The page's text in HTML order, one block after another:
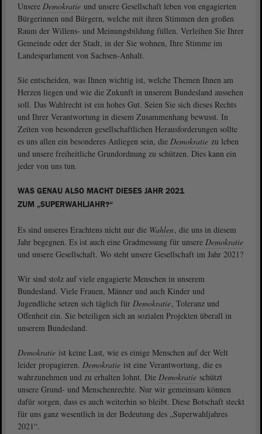
Unsere Demokratie und unsere Gesellschaft leben von engagierten
Bürgerinnen und Bürgern, welche mit ihren Stimmen den großen
Raum der Willens- und Meinungsbildung füllen. Verleihen Sie Ihrer
Gemeinde oder der Stadt, in der Sie wohnen, Ihre Stimme im
Landesparlament von Sachsen-Anhalt.
Sie entscheiden, was Ihnen wichtig ist, welche Themen Ihnen am
Herzen liegen und wie die Zukunft in unserem Bundesland aussehen
soll. Das Wahlrecht ist ein hohes Gut. Seien Sie sich dieses Rechts
und Ihrer Verantwortung in diesem Zusammenhang bewusst. In
Zeiten von besonderen gesellschaftlichen Herausforderungen sollte
es uns allen ein besonderes Anliegen sein, die Demokratie zu leben
und unsere freiheitliche Grundordnung zu schützen. Dies kann ein
jeder von uns tun.
WAS GENAU ALSO MACHT DIESES JAHR 2021
ZUM „SUPERWAHLJAHR?“
Es sind unseres Erachtens nicht nur die Wahlen, die uns in diesem
Jahr begegnen. Es ist auch eine Gradmessung für unsere Demokratie
und unsere Gesellschaft. Wo steht unsere Gesellschaft im Jahr 2021?
Wir sind stolz auf viele engagierte Menschen in unserem
Bundesland. Viele Frauen, Männer und auch Kinder und
Jugendliche setzen sich täglich für Demokratie, Toleranz und
Offenheit ein. Sie beteiligen sich an sozialen Projekten überall in
unserem Bundesland.
Demokratie ist keine Last, wie es einige Menschen auf der Welt
leider propagieren. Demokratie ist eine Verantwortung, die es
wahrzunehmen und zu erhalten lohnt. Die Demokratie schützt
unsere Grund- und Menschenrechte. Nur wir gemeinsam können
dafür sorgen, dass es auch weiterhin so bleibt. Diese Botschaft steckt
für uns ganz wesentlich in der Bedeutung des „Superwahljahres
2021“.